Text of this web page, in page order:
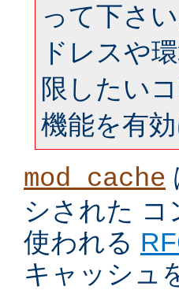
って下さ
ドレスや
限したい
機能を有
mod_cache
シされた
使われる
キャッシュ